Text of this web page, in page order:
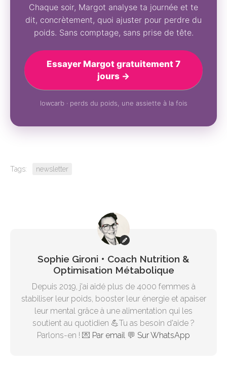
Chaque soir, Margot analyse ta journée et te
dit, concrètement, quoi ajuster pour perdre du
poids. Sans comptage, sans prise de tête.
Essayer Margot gratuitement 7
jours →
lowcarb · perds du poids, une assiette à la fois
Tags: newsletter
Sophie Gironi • Coach Nutrition &
Optimisation Métabolique
Depuis 2019, j'ai aidé plus de 4000 femmes à
stabiliser leur poids, booster leur énergie et apaiser
leur mental grâce à une alimentation qui les
soutient au quotidien 💪Tu as besoin d'aide ?
Parlons-en ! 💌 Par email 💬 Sur WhatsApp